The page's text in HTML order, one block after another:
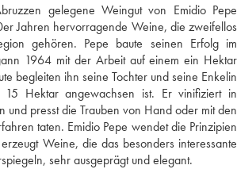
gelegene Weingut von Emidio Pepe
Jahren hervorragende Weine, die zweifellos
gehören. Pepe baute seinen Erfolg im
1964 mit der Arbeit auf einem ein Hektar
begleiten ihn seine Tochter und seine Enkelin
Hektar angewachsen ist. Er vinifiziert in
und presst die Trauben von Hand oder mit den
taten. Emidio Pepe wendet die Prinzipien
Weine, die das besonders interessante
sehr ausgeprägt und elegant.